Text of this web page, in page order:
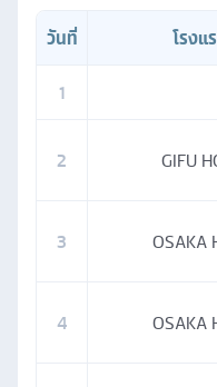
วันที่ โรงแ
1
2 GIFU
3 OSAKA
4 OSAKA